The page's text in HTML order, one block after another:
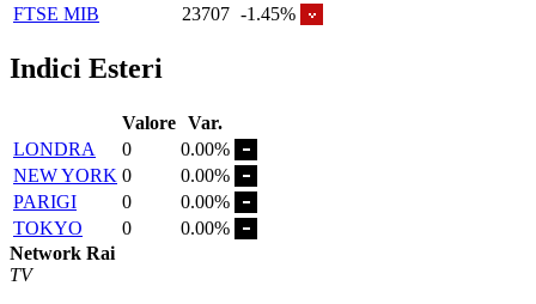
FTSE MIB
23707 -1.45%
Indici Esteri
Valore Var.
LONDRA
0
0.00%
NEW YORK 0
0.00%
PARIGI
0
0.00%
TOKYO
0
0.00%
Network Rai
TV